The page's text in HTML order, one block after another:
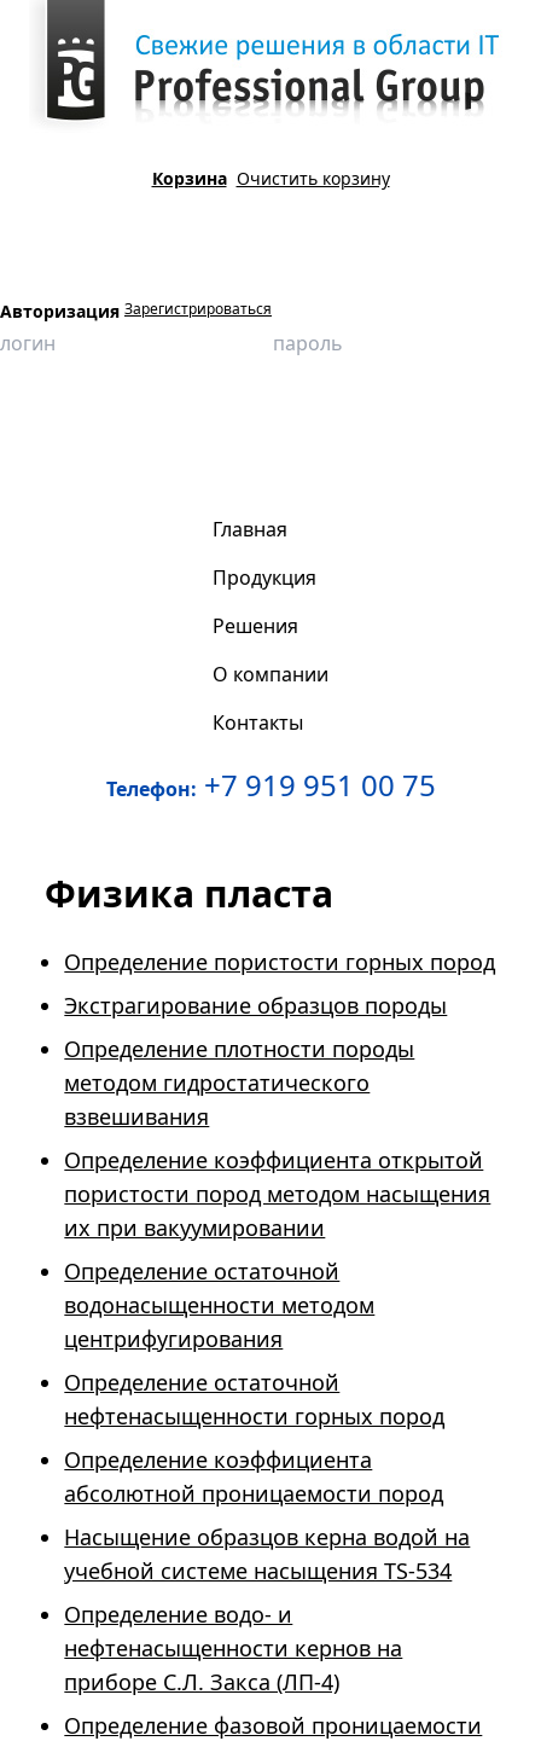
Корзина Очистить корзину
Авторизация Зарегистрироваться
Главная
Продукция
Решения
О компании
Контакты
Телефон: +7 919 951 00 75
Физика пласта
Определение пористости горных пород
Экстрагирование образцов породы
Определение плотности породы
методом гидростатического
взвешивания
Определение коэффициента открытой
пористости пород методом насыщения
их при вакуумировании
Определение остаточной
водонасыщенности методом
центрифугирования
Определение остаточной
нефтенасыщенности горных пород
Определение коэффициента
абсолютной проницаемости пород
Насыщение образцов керна водой на
учебной системе насыщения TS-534
Определение водо- и
нефтенасыщенности кернов на
приборе С.Л. Закса (ЛП-4)
Определение фазовой проницаемости